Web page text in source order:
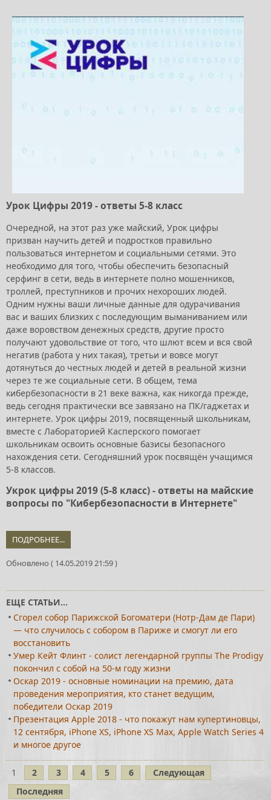
Урок Цифры 2019 - ответы 5-8 класс
Очередной, на этот раз уже майский, Урок цифры
призван научить детей и подростков правильно
пользоваться интернетом и социальными сетями. Это
необходимо для того, чтобы обеспечить безопасный
серфинг в сети, ведь в интернете полно мошенников,
троллей, преступников и прочих нехороших людей.
Одним нужны ваши личные данные для одурачивания
вас и ваших близких с последующим выманиванием или
даже воровством денежных средств, другие просто
получают удовольствие от того, что шлют всем и вся свой
негатив (работа у них такая), третьи и вовсе могут
дотянуться до честных людей и детей в реальной жизни
через те же социальные сети. В общем, тема
кибербезопасности в 21 веке важна, как никогда прежде,
ведь сегодня практически все завязано на ПК/гаджетах и
интернете. Урок цифры 2019, посвященный школьникам,
вместе с Лабораторией Касперского помогает
школьникам освоить основные базисы безопасного
нахождения сети. Сегодняшний урок посвящён учащимся
5-8 классов.
Укрок цифры 2019 (5-8 класс) - ответы на майские
вопросы по "Кибербезопасности в Интернете"
ПОДРОБНЕЕ...
Обновлено ( 14.05.2019 21:59 )
ЕЩЕ СТАТЬИ...
Сгорел собор Парижской Богоматери (Нотр-Дам де Пари)
— что случилось с собором в Париже и смогут ли его
восстановить
Умер Кейт Флинт - солист легендарной группы The Prodigy
покончил с собой на 50-м году жизни
Оскар 2019 - основные номинации на премию, дата
проведения мероприятия, кто станет ведущим,
победители Оскар 2019
Презентация Apple 2018 - что покажут нам купертиновцы,
12 сентября, iPhone XS, iPhone XS Max, Apple Watch Series 4
и многое другое
1 2 3 4 5 6
Следующая
Последняя